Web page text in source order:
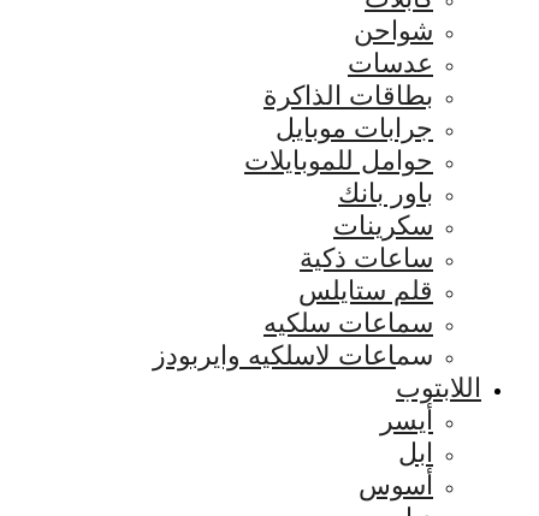
شواحن
عدسات
بطاقات الذاكرة
جرابات موبايل
حوامل للموبايلات
باور بانك
سكرينات
ساعات ذكية
قلم ستايلس
سماعات سلكيه
سماعات لاسلكيه وايربودز
اللابتوب
أيسر
ابل
أسوس